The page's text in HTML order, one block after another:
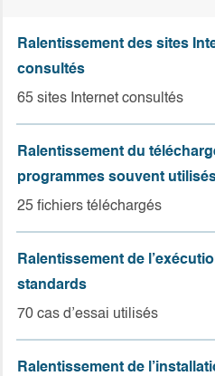
Ralentissement des sites
consultés
65 sites Internet consultés
Ralentissement du
programmes souvent
25 fichiers téléchargés
Ralentissement de
standards
70 cas d’essai utilisés
Ralentissement de